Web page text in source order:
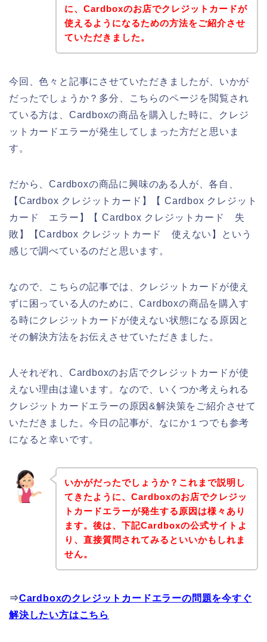
に、Cardboxのお店でクレジットカードが
使えるようになるための方法をご紹介させ
ていただきました。
今回、色々と記事にさせていただきましたが、いかが
だったでしょうか？多分、こちらのページを閲覧され
ている方は、Cardboxの商品を購入した時に、クレジ
ットカードエラーが発生してしまった方だと思いま
す。
だから、Cardboxの商品に興味のある人が、各自、
【Cardbox クレジットカード】【 Cardbox クレジット
カード エラー】【 Cardbox クレジットカード 失
敗】【Cardbox クレジットカード 使えない】という
感じで調べているのだと思います。
なので、こちらの記事では、クレジットカードが使え
ずに困っている人のために、Cardboxの商品を購入す
る時にクレジットカードが使えない状態になる原因と
その解決方法をお伝えさせていただきました。
人それぞれ、Cardboxのお店でクレジットカードが使
えない理由は違います。なので、いくつか考えられる
クレジットカードエラーの原因&解決策をご紹介させて
いただきました。今日の記事が、なにか１つでも参考
になると幸いです。
いかがだったでしょうか？これまで説明し
てきたように、Cardboxのお店でクレジッ
トカードエラーが発生する原因は様々あり
ます。後は、下記Cardboxの公式サイトよ
り、直接質問されてみるといいかもしれま
せん。
⇒Cardboxのクレジットカードエラーの問題を今すぐ
解決したい方はこちら